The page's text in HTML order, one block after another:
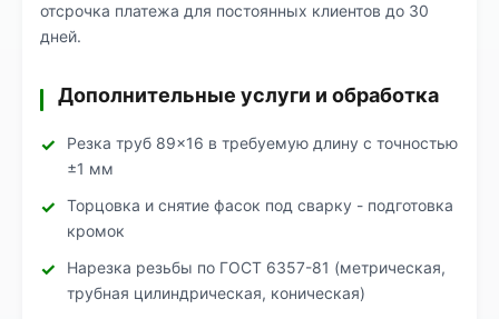
отсрочка платежа для постоянных клиентов до 30
дней.
Дополнительные услуги и обработка
Резка труб 89×16 в требуемую длину с точностью
±1 мм
Торцовка и снятие фасок под сварку - подготовка
кромок
Нарезка резьбы по ГОСТ 6357-81 (метрическая,
трубная цилиндрическая, коническая)